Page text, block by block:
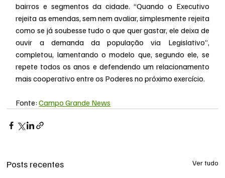
bairros e segmentos da cidade. “Quando o Executivo
rejeita as emendas, sem nem avaliar, simplesmente rejeita
como se já soubesse tudo o que quer gastar, ele deixa de
ouvir a demanda da população via Legislativo”,
completou, lamentando o modelo que, segundo ele, se
repete todos os anos e defendendo um relacionamento
mais cooperativo entre os Poderes no próximo exercício.
Fonte: Campo Grande News
Posts recentes Ver tudo